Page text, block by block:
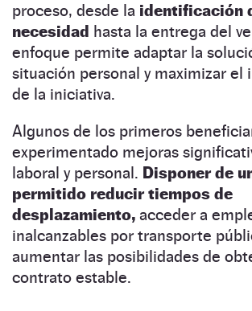
proceso, desde la identificación
necesidad hasta la entrega del
enfoque permite adaptar la
situación personal y maximizar el
de la iniciativa.
Algunos de los primeros
experimentado mejoras
laboral y personal. Disponer de
permitido reducir tiempos de
desplazamiento, acceder a
inalcanzables por transporte
aumentar las posibilidades de
contrato estable.